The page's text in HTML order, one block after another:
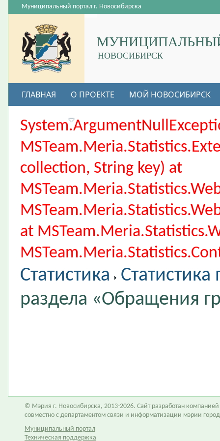
НОВОСИБИРСК
Муниципальный портал г. Новосибирска
ГЛАВНАЯ О ПРОЕКТЕ МОЙ НОВОСИБИРСК
ВАКАНСИИ
collection, String key) at
at
Статистика
раздела «Обращения
© Мэрия г. Новосибирска, 2013-2026. Сайт разработан компанией
совместно с департаментом связи и информатизации мэрии
Муниципальный портал
Техническая поддержка